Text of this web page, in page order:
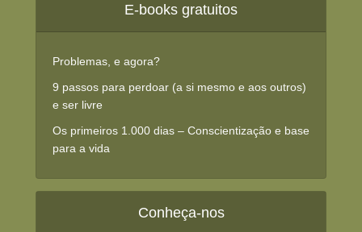
E-books gratuitos
Problemas, e agora?
9 passos para perdoar (a si mesmo e aos outros)
e ser livre
Os primeiros 1.000 dias – Conscientização e base
para a vida
Conheça-nos